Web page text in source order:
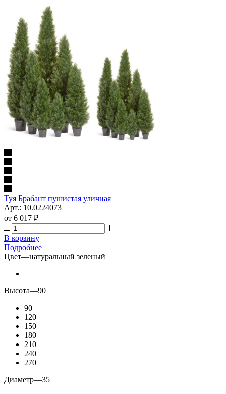
Туя Брабант пушистая уличная
Арт.: 10.0224073
от 6 017 ₽
В корзину
Подробнее
Цвет—натуральный зеленый
Высота—90
90
120
150
180
210
240
270
Диаметр—35